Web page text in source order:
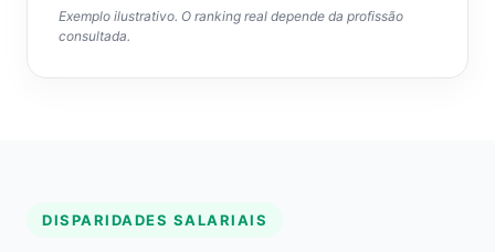
Exemplo ilustrativo. O ranking real depende da profissão
consultada.
DISPARIDADES SALARIAIS